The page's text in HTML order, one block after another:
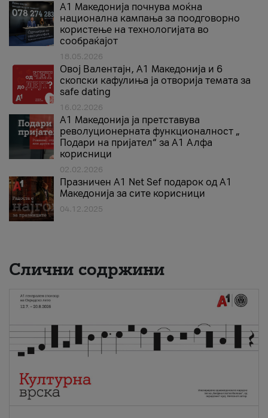
A1 Македонија почнува моќна
национална кампања за поодговорно
користење на технологијата во
сообраќајот
18.05.2026
Овој Валентајн, A1 Македонија и 6
скопски кафулиња ја отворија темата за
safe dating
16.02.2026
А1 Македонија ја претставува
револуционерната функционалност „
Подари на пријател“ за А1 Алфа
корисници
02.02.2026
Празничен A1 Net Sеf подарок од А1
Македонија за сите корисници
04.12.2025
Слични содржини